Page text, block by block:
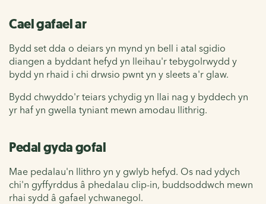
Cael gafael ar
Bydd set dda o deiars yn mynd yn bell i atal sgidio
diangen a byddant hefyd yn lleihau'r tebygolrwydd y
bydd yn rhaid i chi drwsio pwnt yn y sleets a'r glaw.
Bydd chwyddo'r teiars ychydig yn llai nag y byddech yn
yr haf yn gwella tyniant mewn amodau llithrig.
Pedal gyda gofal
Mae pedalau'n llithro yn y gwlyb hefyd. Os nad ydych
chi'n gyffyrddus â phedalau clip-in, buddsoddwch mewn
rhai sydd â gafael ychwanegol.